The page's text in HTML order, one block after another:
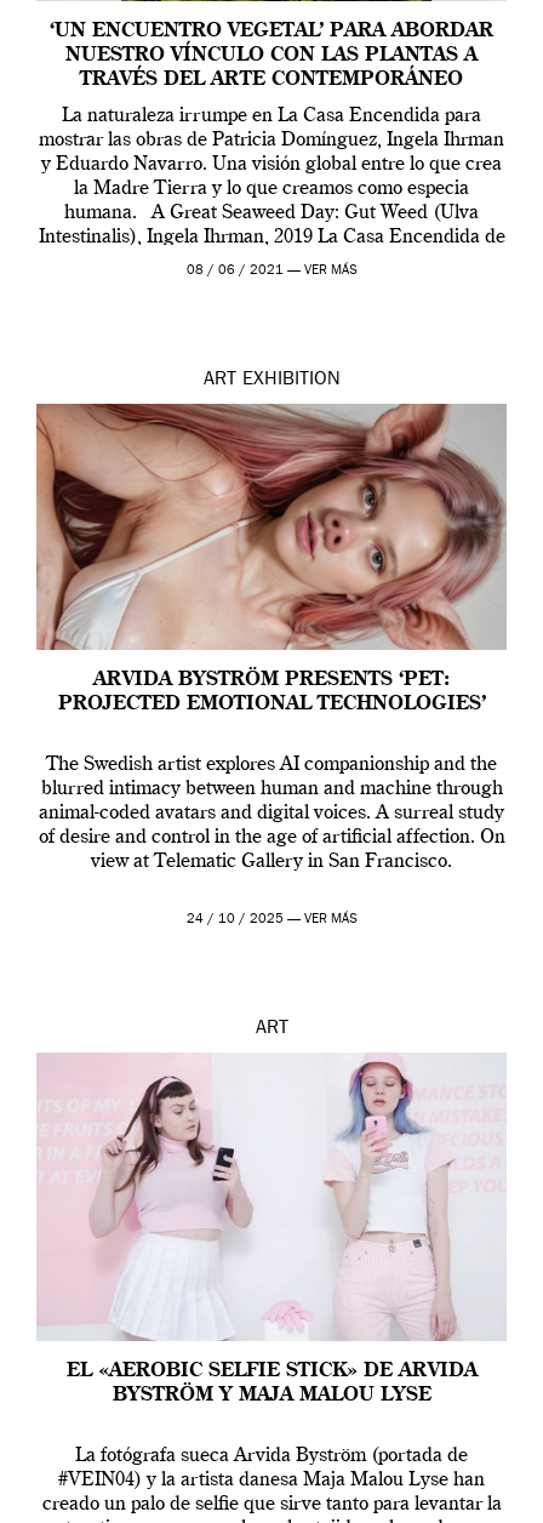
‘UN ENCUENTRO VEGETAL’ PARA ABORDAR
NUESTRO VÍNCULO CON LAS PLANTAS A
TRAVÉS DEL ARTE CONTEMPORÁNEO
La naturaleza irrumpe en La Casa Encendida para
mostrar las obras de Patricia Domínguez, Ingela Ihrman
y Eduardo Navarro. Una visión global entre lo que crea
la Madre Tierra y lo que creamos como especia
humana. A Great Seaweed Day: Gut Weed (Ulva
Intestinalis), Ingela Ihrman, 2019 La Casa Encendida de
Madrid y la Wellcome […]
08 / 06 / 2021 — VER MÁS
ART EXHIBITION
ARVIDA BYSTRÖM PRESENTS ‘PET:
PROJECTED EMOTIONAL TECHNOLOGIES’
The Swedish artist explores AI companionship and the
blurred intimacy between human and machine through
animal-coded avatars and digital voices. A surreal study
of desire and control in the age of artificial affection. On
view at Telematic Gallery in San Francisco.
24 / 10 / 2025 — VER MÁS
ART
EL «AEROBIC SELFIE STICK» DE ARVIDA
BYSTRÖM Y MAJA MALOU LYSE
La fotógrafa sueca Arvida Byström (portada de
#VEIN04) y la artista danesa Maja Malou Lyse han
creado un palo de selfie que sirve tanto para levantar la